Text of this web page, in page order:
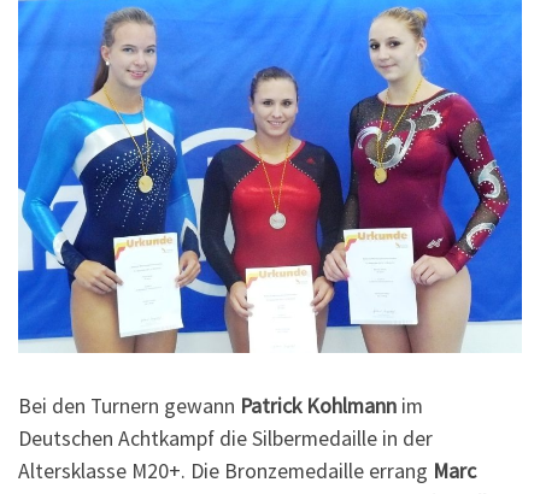
Bei den Turnern gewann Patrick Kohlmann im
Deutschen Achtkampf die Silbermedaille in der
Altersklasse M20+. Die Bronzemedaille errang Marc